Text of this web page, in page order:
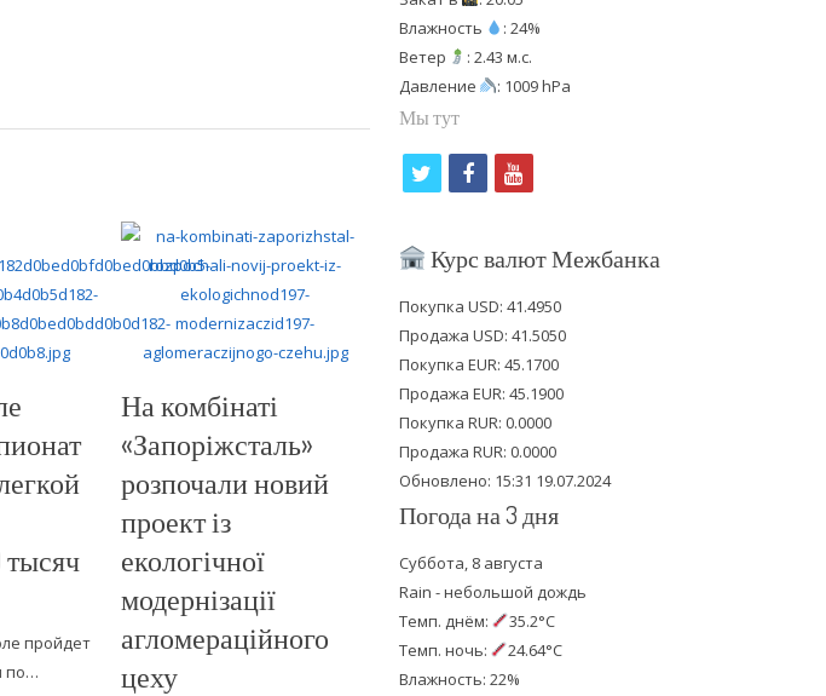
тысяч
пройдет
по…
На комбінаті
«Запоріжсталь»
розпочали новий
проект із
екологічної
модернізації
агломераційного
цеху
Влажность
: 24%
Ветер
: 2.43 м.с.
Давление
: 1009 hPa
Мы тут
i
t
e
r
f
c
b
o
o
k
y
u
u
b
e
Курс валют Межбанка
Покупка USD: 41.4950
Продажа USD: 41.5050
Покупка EUR: 45.1700
Продажа EUR: 45.1900
Покупка RUR: 0.0000
Продажа RUR: 0.0000
Обновлено: 15:31 19.07.2024
Погода на 3 дня
Суббота, 8 августа
Rain - небольшой дождь
Темп. днём:
35.2°C
Темп. ночь:
24.64°C
Влажность: 22%